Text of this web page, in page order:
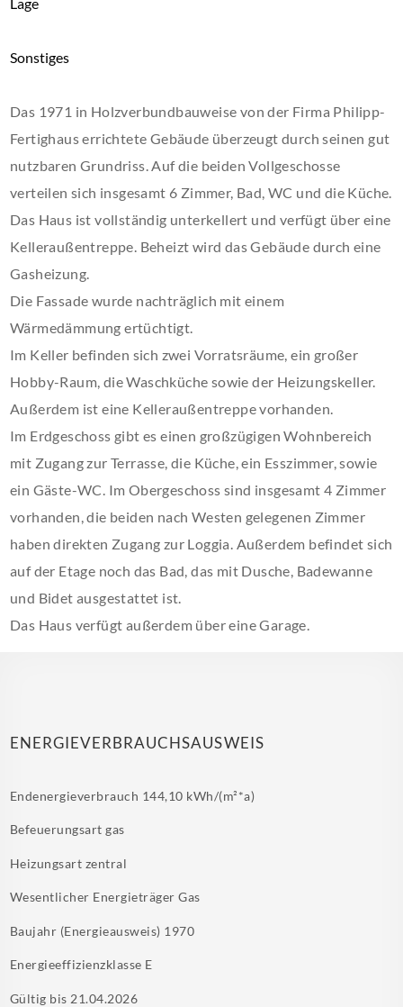
Sonstiges
Das 1971 in Holzverbundbauweise von der Firma Philipp-
Fertighaus errichtete Gebäude überzeugt durch seinen gut
nutzbaren Grundriss. Auf die beiden Vollgeschosse
verteilen sich insgesamt 6 Zimmer, Bad, WC und die Küche.
Das Haus ist vollständig unterkellert und verfügt über eine
Kelleraußentreppe. Beheizt wird das Gebäude durch eine
Gasheizung.
Die Fassade wurde nachträglich mit einem
Wärmedämmung ertüchtigt.
Im Keller befinden sich zwei Vorratsräume, ein großer
Hobby-Raum, die Waschküche sowie der Heizungskeller.
Außerdem ist eine Kelleraußentreppe vorhanden.
Im Erdgeschoss gibt es einen großzügigen Wohnbereich
mit Zugang zur Terrasse, die Küche, ein Esszimmer, sowie
ein Gäste-WC. Im Obergeschoss sind insgesamt 4 Zimmer
vorhanden, die beiden nach Westen gelegenen Zimmer
haben direkten Zugang zur Loggia. Außerdem befindet sich
auf der Etage noch das Bad, das mit Dusche, Badewanne
und Bidet ausgestattet ist.
Das Haus verfügt außerdem über eine Garage.
ENERGIEVERBRAUCHSAUSWEIS
Endenergieverbrauch 144,10 kWh/(m²*a)
Befeuerungsartgas
Heizungsart zentral
Wesentlicher EnergieträgerGas
Baujahr (Energieausweis) 1970
Energieeffizienzklasse E
Gültig bis 21.04.2026